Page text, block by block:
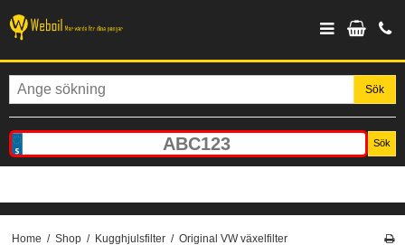
Sök
Sök
Home / Shop / Kugghjulsfilter / Original VW växelfilter